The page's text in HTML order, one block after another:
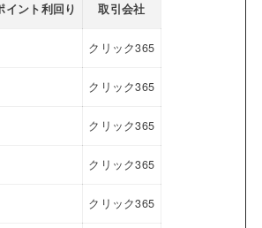
イント利回り 取引会社
クリック365
クリック365
クリック365
クリック365
クリック365